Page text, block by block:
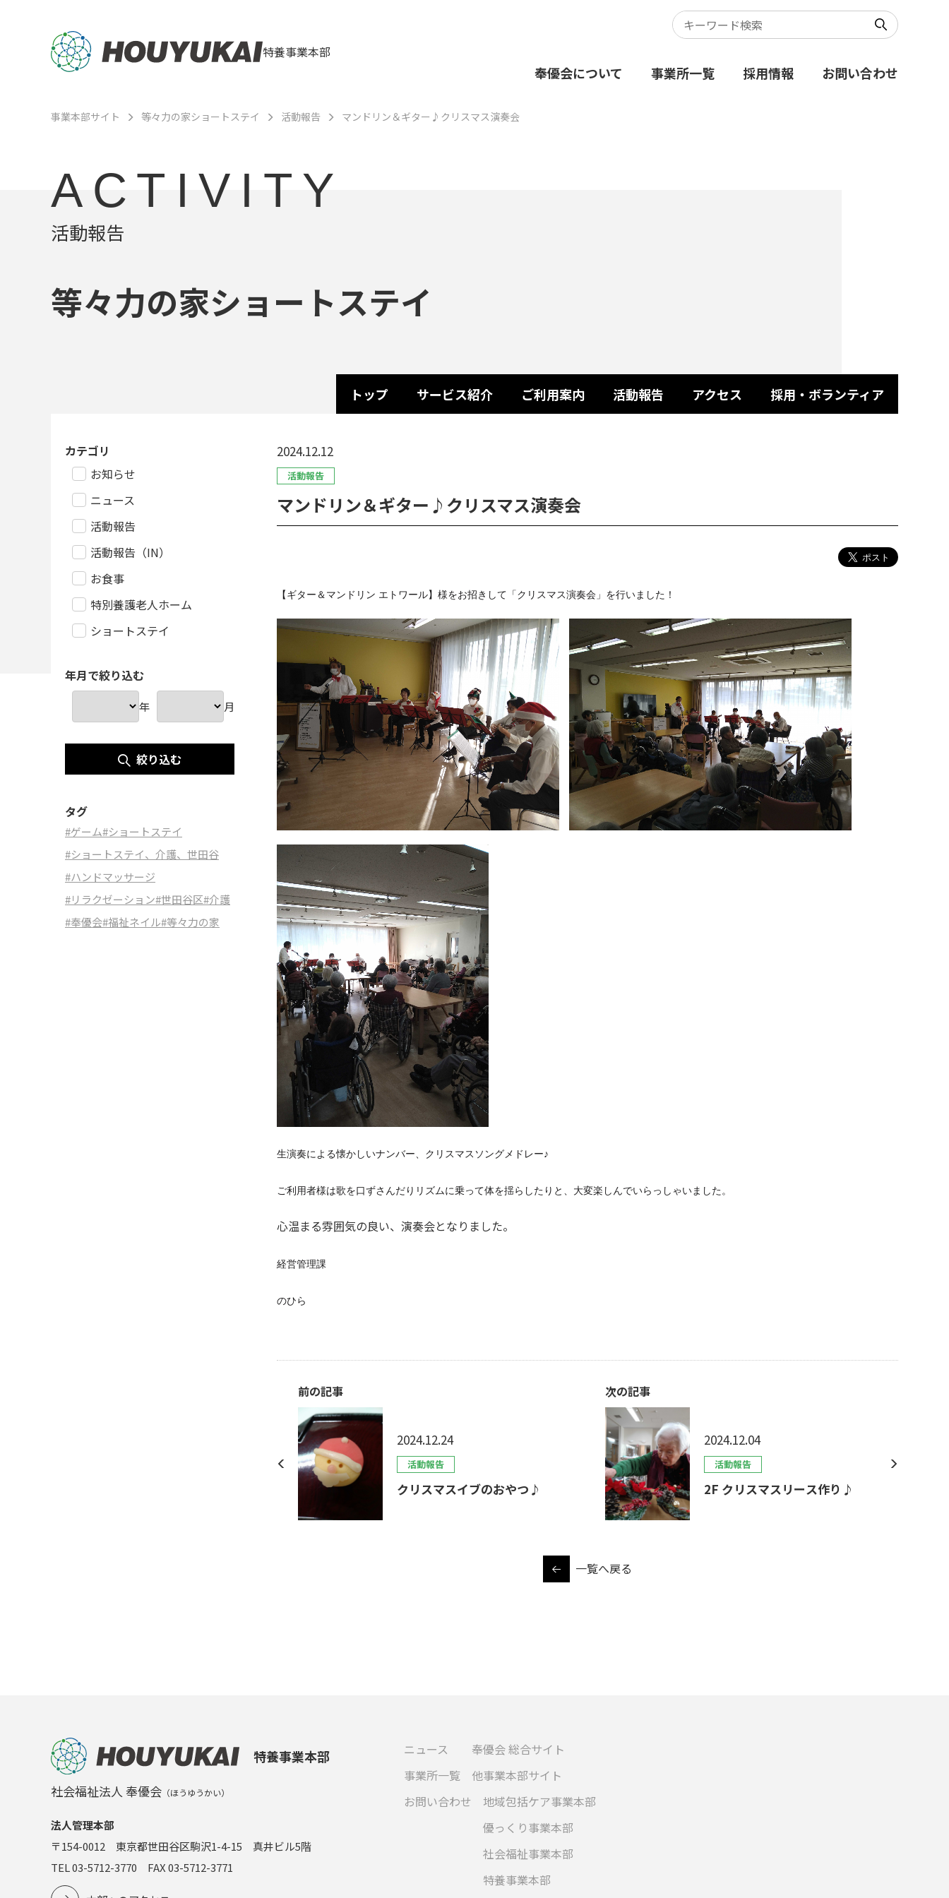
特養事業本部
奉優会について 事業所一覧 採用情報 お問い合わせ
事業本部サイト 等々力の家ショートステイ 活動報告 マンドリン＆ギター♪クリスマス演奏会
ACTIVITY
活動報告
等々力の家ショートステイ
トップ サービス紹介 ご利用案内 活動報告 アクセス 採用・ボランティア
2024.12.12
活動報告
マンドリン＆ギター♪クリスマス演奏会
【ギター＆マンドリン エトワール】様をお招きして「クリスマス演奏会」を行いました！
生演奏による懐かしいナンバー、クリスマスソングメドレー♪
ご利用者様は歌を口ずさんだりリズムに乗って体を揺らしたりと、大変楽しんでいらっしゃいました。
心温まる雰囲気の良い、演奏会となりました。
経営管理課
のひら
前の記事
2024.12.24
活動報告
クリスマスイブのおやつ♪
次の記事
2024.12.04
活動報告
2F クリスマスリース作り♪
一覧へ戻る
カテゴリ
お知らせ
ニュース
活動報告
活動報告（IN）
お食事
特別養護老人ホーム
ショートステイ
年月で絞り込む
年 月
絞り込む
タグ
#ゲーム#ショートステイ
#ショートステイ、介護、世田谷
#ハンドマッサージ
#リラクゼーション#世田谷区#介護
#奉優会#福祉ネイル#等々力の家
特養事業本部
社会福祉法人 奉優会 （ほうゆうかい）
法人管理本部
〒154-0012 東京都世田谷区駒沢1-4-15 真井ビル5階
TEL 03-5712-3770 FAX 03-5712-3771
ニュース
事業所一覧
お問い合わせ
奉優会 総合サイト
他事業本部サイト
地域包括ケア事業本部
優っくり事業本部
社会福祉事業本部
特養事業本部